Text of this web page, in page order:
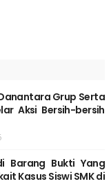
Grup Serta
Aksi Bersih-bersih
Barang Bukti Yang
Kasus Siswi SMK di